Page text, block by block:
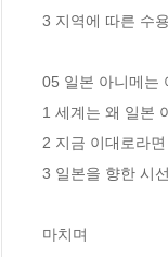
3 지역에 따른 수
05 일본 아니메는
1 세계는 왜 일본
2 지금 이대로라
3 일본을 향한 시
마치며